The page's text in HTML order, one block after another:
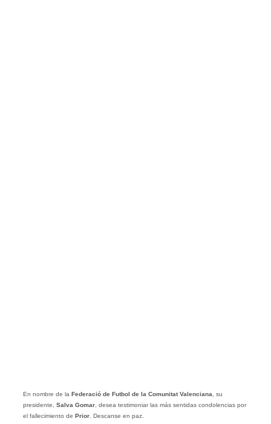
En nombre de la Federació de Futbol de la Comunitat Valenciana , su
presidente,
Salva Gomar, desea testimoniar las más sentidas condolencias por
el fallecimiento de Prior. Descanse en paz.